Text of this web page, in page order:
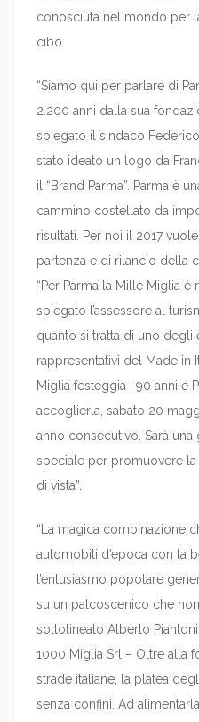
conosciuta nel mondo per
cibo.
“Siamo qui per parlare di
2.200 anni dalla sua
spiegato il sindaco
stato ideato un logo da
il “Brand Parma”. Parma è
cammino costellato da
risultati. Per noi il 2017
partenza e di rilancio della
“Per Parma la Mille Miglia
spiegato l’assessore al
quanto si tratta di uno
rappresentativi del Made in
Miglia festeggia i 90 anni e
accoglierla, sabato 20
anno consecutivo. Sarà una
speciale per promuovere
di vista”.
“La magica combinazione
automobili d’epoca con la
l’entusiasmo popolare
su un palcoscenico che
sottolineato Alberto
1000 Miglia Srl – Oltre alla
strade italiane, la platea
senza confini. Ad